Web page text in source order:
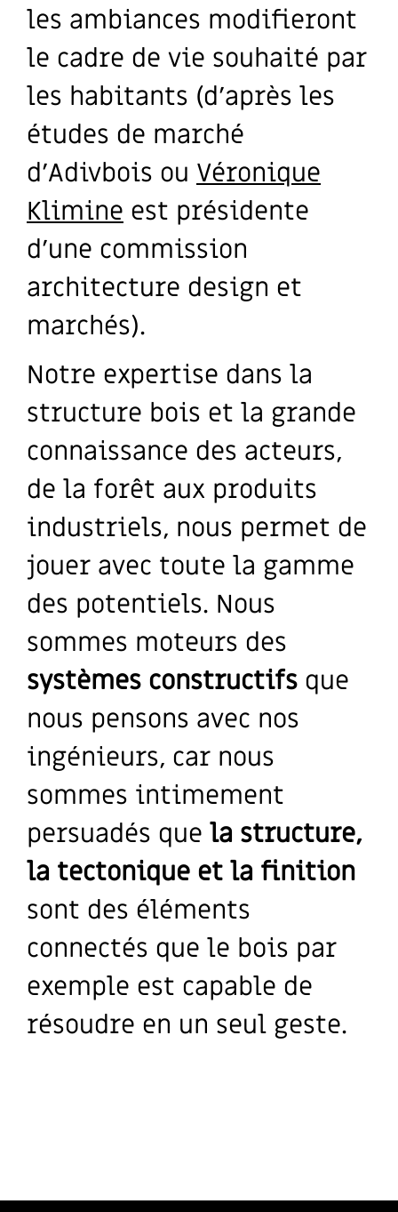
les ambiances modifieront
le cadre de vie souhaité par
les habitants (d’après les
études de marché
d’Adivbois ou Véronique
Klimine est présidente
d’une commission
architecture design et
marchés).
Notre expertise dans la
structure bois et la grande
connaissance des acteurs,
de la forêt aux produits
industriels, nous permet de
jouer avec toute la gamme
des potentiels. Nous
sommes moteurs des
systèmes constructifs que
nous pensons avec nos
ingénieurs, car nous
sommes intimement
persuadés que la structure,
la tectonique et la finition
sont des éléments
connectés que le bois par
exemple est capable de
résoudre en un seul geste.